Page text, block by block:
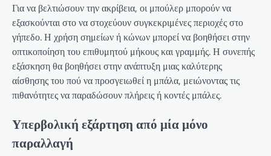
Για να βελτιώσουν την ακρίβεια, οι μπούλερ μπορούν να
εξασκούνται στο να στοχεύουν συγκεκριμένες περιοχές στο
γήπεδο. Η χρήση σημείων ή κώνων μπορεί να βοηθήσει στην
οπτικοποίηση του επιθυμητού μήκους και γραμμής. Η συνεπής
εξάσκηση θα βοηθήσει στην ανάπτυξη μιας καλύτερης
αίσθησης του πού να προσγειωθεί η μπάλα, μειώνοντας τις
πιθανότητες να παραδώσουν πλήρεις ή κοντές μπάλες.
Υπερβολική εξάρτηση από μία μόνο
παραλλαγή